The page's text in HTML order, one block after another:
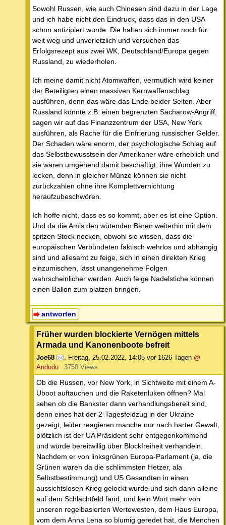
Sowohl Russen, wie auch Chinesen sind dazu in der Lage
und ich habe nicht den Eindruck, dass das in den USA
schon antizipiert wurde. Die halten sich immer noch für
weit weg und unverletzlich und versuchen das
Erfolgsrezept aus zwei WK, Deutschland/Europa gegen
Russland, zu wiederholen.
Ich meine damit nicht Atomwaffen, vermutlich wird keiner
der Beteiligten einen massiven Kernwaffenschlag
ausführen, denn das wäre das Ende beider Seiten. Aber
Russland könnte z.B. einen begrenzten Sacharow-Angriff,
sagen wir auf das Finanzzentrum der USA, New York
ausführen, als Rache für die Einfrierung russischer Gelder.
Der Schaden wäre enorm, der psychologische Schlag auf
das Selbstbewusstsein der Amerikaner wäre erheblich und
sie wären umgehend damit beschäftigt, ihre Wunden zu
lecken, denn in gleicher Münze können sie nicht
zurückzahlen ohne ihre Komplettvernichtung
heraufzubeschwören.
Ich hoffe nicht, dass es so kommt, aber es ist eine Option.
Und da die Amis den wütenden Bären weiterhin mit dem
spitzen Stock necken, obwohl sie wissen, dass die
europäischen Verbündeten faktisch wehrlos und abhängig
sind und allesamt zu feige, sich in einen direkten Krieg
einzumischen, lässt unangenehme Folgen
wahrscheinlicher werden. Auch feige Nadelstiche können
einen Ballon zum platzen bringen.
antworten
Früher wurden blockierte Vernögen mittels
Armada und Kanonenboote befreit
Joe68 , Freitag, 25.02.2022, 14:05 vor 1626 Tagen @
Andudu
3750 Views
Ob die Russen, vor New York, in Sichtweite mit einem A-
Uboot auftauchen und die Raketenluken öffnen? Mal
sehen ob die Bankster dann verhandlungsbereit sind,
denn eines hat der 2-Tagesfeldzug in der Ukraine
gezeigt, leider reagieren manche nur nach harter Gewalt,
plötzlich ist der UA Präsident sehr entgegenkommend
und würde bereitwillig über Blockfreiheit verhandeln.
Nachdem er von linksgrünen Europa-Parlament (ja, die
Grünen waren da die schlimmsten Hetzer, ala
Selbstbestimmung) und US Gesandten in einen
aussichtslosen Krieg gelockt wurde und sich dann alleine
auf dem Schlachtfeld fand, und kein Wort mehr von
unseren regelbasierten Wertewesten, dem Haus Europa,
vom dem Anna Lena so blumig geredet hat, die Menchen